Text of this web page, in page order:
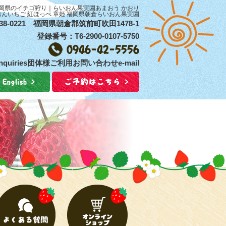
のイチゴ狩り｜らいおん果実園あまおう かおり
いちご 紅ほっぺ 章姫 福岡県朝倉らいおん果実園
0221 福岡県朝倉郡筑前町吹田1478-1
登録番号：T6-2900-0107-5750
団体様ご利用お問い合わせe-mail